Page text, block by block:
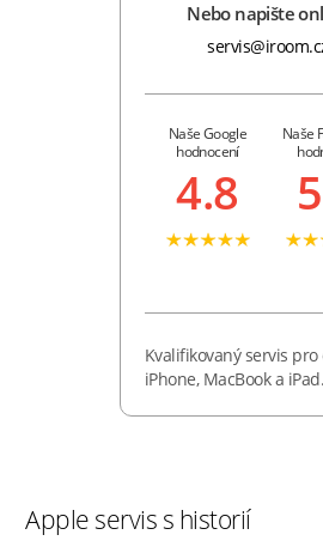
Nebo napište
Naše Google
hodnocení
4.8
Naše
Kvalifikovaný servis
iPhone, MacBook a iPad.
Apple servis s historií